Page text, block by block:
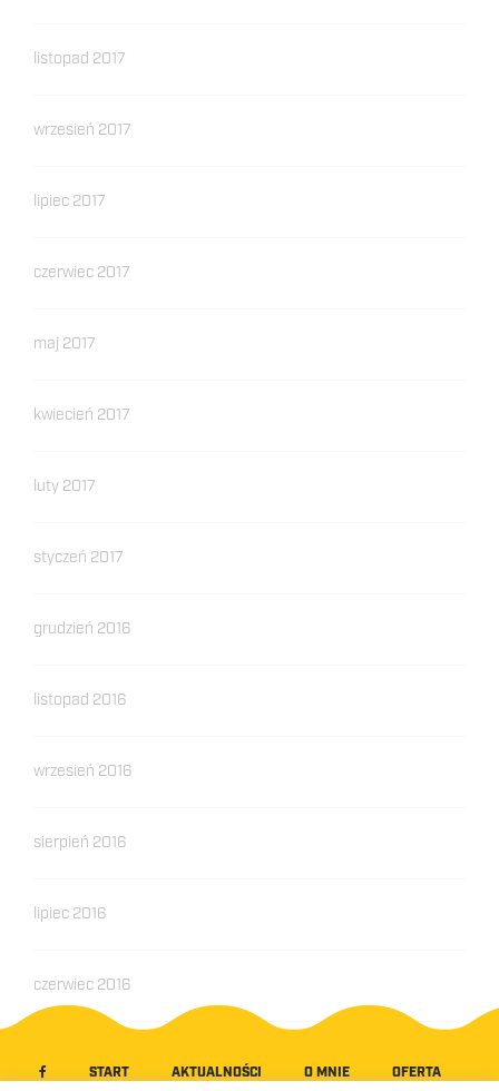
listopad 2017
wrzesień 2017
lipiec 2017
czerwiec 2017
maj 2017
kwiecień 2017
luty 2017
styczeń 2017
grudzień 2016
listopad 2016
wrzesień 2016
sierpień 2016
lipiec 2016
czerwiec 2016
START AKTUALNOŚCI O MNIE OFERTA